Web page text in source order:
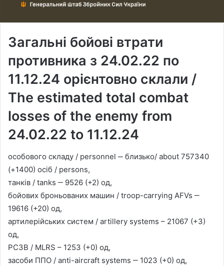
Загальні бойові втрати
противника з 24.02.22 по
11.12.24 орієнтовно склали /
The estimated total combat
losses of the enemy from
24.02.22 to 11.12.24
особового складу / personnel ‒ близько/ about 757340
(+1400) осіб / persons,
танків / tanks ‒ 9526 (+2) од,
бойових броньованих машин / troop-carrying AFVs ‒
19616 (+20) од,
артилерійських систем / artillery systems – 21067 (+3)
од,
РСЗВ / MLRS – 1253 (+0) од,
засоби ППО / anti-aircraft systems ‒ 1023 (+0) од,